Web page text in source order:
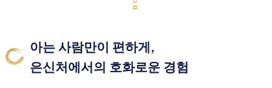
아는 사람만이 편하게,
은신처에서의 호화로운 경험